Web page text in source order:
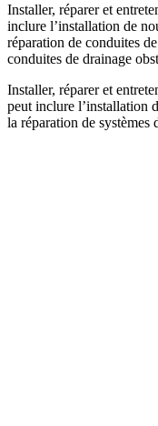
Installer, réparer et
inclure l’installation de
réparation de conduites
conduites de drainage
Installer, réparer et
peut inclure l’installation
la réparation de systèmes